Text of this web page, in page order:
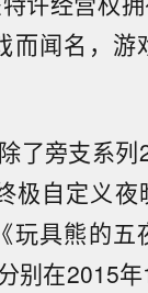
闻名，
了旁支系
极自定义
玩具熊的
别在2015